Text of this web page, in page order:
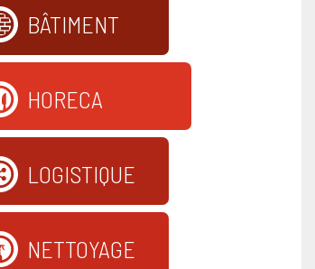
BÂTIMENT
HORECA
LOGISTIQUE
NETTOYAGE